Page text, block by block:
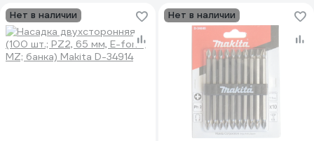
Нет в наличии Нет в наличии